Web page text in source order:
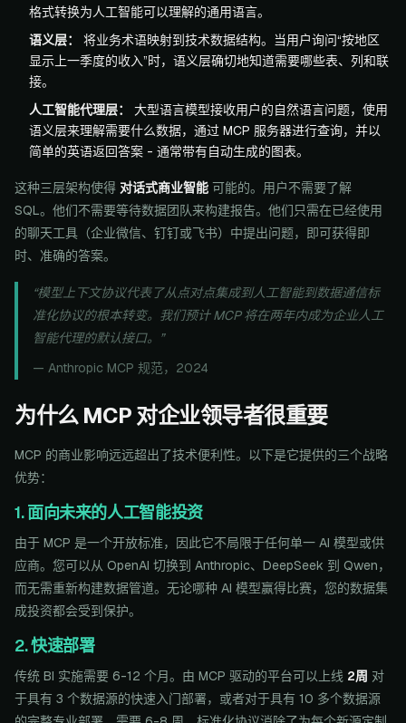
格式转换为人工智能可以理解的通用语言。
语义层：
将业务术语映射到技术数据结构。当用户询问“按地区
显示上一季度的收入”时，语义层确切地知道需要哪些表、列和联
接。
人工智能代理层：
大型语言模型接收用户的自然语言问题，使用
语义层来理解需要什么数据，通过 MCP 服务器进行查询，并以
简单的英语返回答案 - 通常带有自动生成的图表。
这种三层架构使得 对话式商业智能 可能的。用户不需要了解
SQL。他们不需要等待数据团队来构建报告。他们只需在已经使用
的聊天工具（企业微信、钉钉或飞书）中提出问题，即可获得即
时、准确的答案。
“模型上下文协议代表了从点对点集成到人工智能到数据通信标
准化协议的根本转变。我们预计 MCP 将在两年内成为企业人工
智能代理的默认接口。”
— Anthropic MCP 规范，2024
为什么 MCP 对企业领导者很重要
MCP 的商业影响远远超出了技术便利性。以下是它提供的三个战略
优势：
1. 面向未来的人工智能投资
由于 MCP 是一个开放标准，因此它不局限于任何单一 AI 模型或供
应商。您可以从 OpenAI 切换到 Anthropic、DeepSeek 到 Qwen，
而无需重新构建数据管道。无论哪种 AI 模型赢得比赛，您的数据集
成投资都会受到保护。
2. 快速部署
传统 BI 实施需要 6-12 个月。由 MCP 驱动的平台可以上线 2周 对
于具有 3 个数据源的快速入门部署，或者对于具有 10 多个数据源